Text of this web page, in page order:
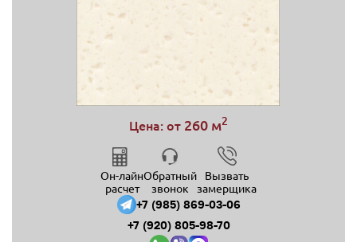
Цена: от 260 м2
Он-лайн
расчет
Обратный
звонок
Вызвать
замерщика
+7 (985) 869-03-06
+7 (920) 805-98-70